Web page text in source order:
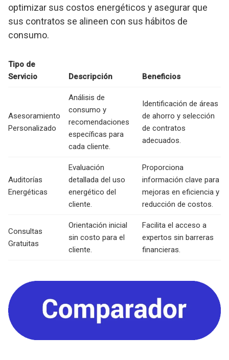
optimizar sus costos energéticos y asegurar que
sus contratos se alineen con sus hábitos de
consumo.
Tipo de
Servicio
Descripción Beneficios
Asesoramiento
Personalizado
Análisis de
consumo y
recomendaciones
específicas para
cada cliente.
Identificación de áreas
de ahorro y selección
de contratos
adecuados.
Auditorías
Energéticas
Evaluación
detallada del uso
energético del
cliente.
Proporciona
información clave para
mejoras en eficiencia y
reducción de costos.
Consultas
Gratuitas
Orientación inicial
sin costo para el
cliente.
Facilita el acceso a
expertos sin barreras
financieras.